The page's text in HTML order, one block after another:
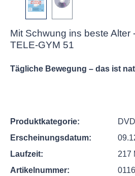
Mit Schwung ins beste Alter
TELE-GYM 51
Tägliche Bewegung – das ist
Produktkategorie:
DVD
Erscheinungsdatum:
Laufzeit:
217
Artikelnummer: